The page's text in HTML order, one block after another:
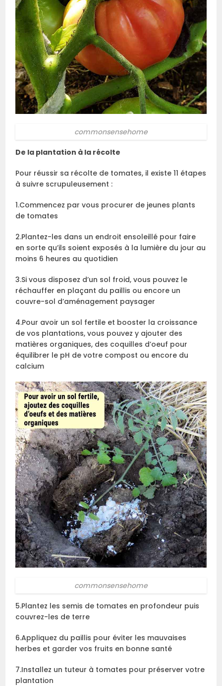
commonsensehome
De la plantation à la récolte
Pour réussir sa récolte de tomates, il existe 11 étapes
à suivre scrupuleusement :
1.Commencez par vous procurer de jeunes plants
de tomates
2.Plantez-les dans un endroit ensoleillé pour faire
en sorte qu’ils soient exposés à la lumière du jour au
moins 6 heures au quotidien
3.Si vous disposez d’un sol froid, vous pouvez le
réchauffer en plaçant du paillis ou encore un
couvre-sol d’aménagement paysager
4.Pour avoir un sol fertile et booster la croissance
de vos plantations, vous pouvez y ajouter des
matières organiques, des coquilles d’oeuf pour
équilibrer le pH de votre compost ou encore du
calcium
commonsensehome
5.Plantez les semis de tomates en profondeur puis
couvrez-les de terre
6.Appliquez du paillis pour éviter les mauvaises
herbes et garder vos fruits en bonne santé
7.Installez un tuteur à tomates pour préserver votre
plantation